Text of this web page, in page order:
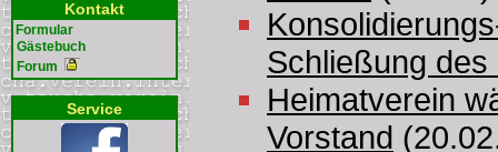
Kontakt
Formular
Gästebuch
Forum
Service
Schließung
Heimatverein
Vorstand